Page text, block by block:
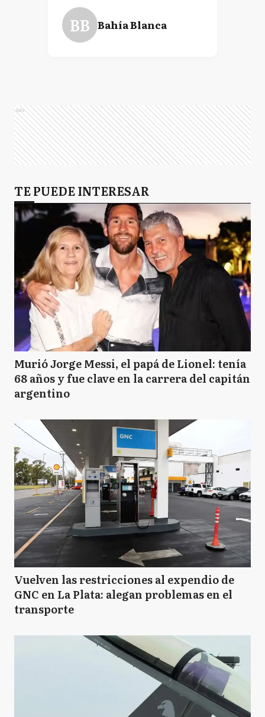
BB Bahía Blanca
Ads
TE PUEDE INTERESAR
Murió Jorge Messi, el papá de Lionel: tenía
68 años y fue clave en la carrera del capitán
argentino
Vuelven las restricciones al expendio de
GNC en La Plata: alegan problemas en el
transporte